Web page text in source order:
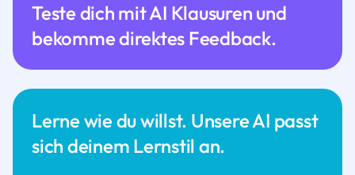
Lerne wie du willst. Unsere AI passt
sich deinem Lernstil an.
Teste dich mit AI Klausuren und
bekomme direktes Feedback.